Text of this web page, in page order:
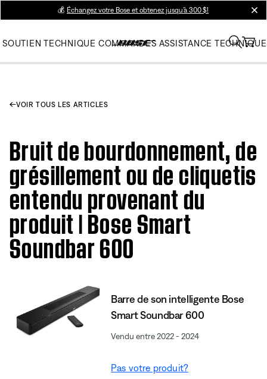
💰 Échangez votre Bose et obtenez jusqu’à 300 $!
SOUTIEN TECHNIQUE COMMANDES ASSISTANCE TECHNIQUE
VOIR TOUS LES ARTICLES
Bruit de bourdonnement, de
grésillement ou de cliquetis
entendu provenant du
produit | Bose Smart
Soundbar 600
Barre de son intelligente Bose
Smart Soundbar 600
Vendu entre 2022 - 2024
Pas votre produit?